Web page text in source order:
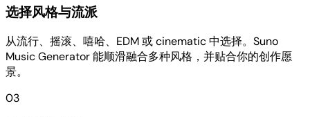
选择风格与流派
从流行、摇滚、嘻哈、EDM 或 cinematic 中选择。Suno
Music Generator 能顺滑融合多种风格，并贴合你的创作愿
景。
03